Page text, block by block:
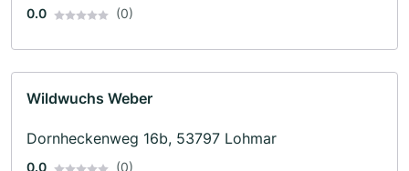
0.0 (0)
Wildwuchs Weber
Dornheckenweg 16b, 53797 Lohmar
0.0 (0)